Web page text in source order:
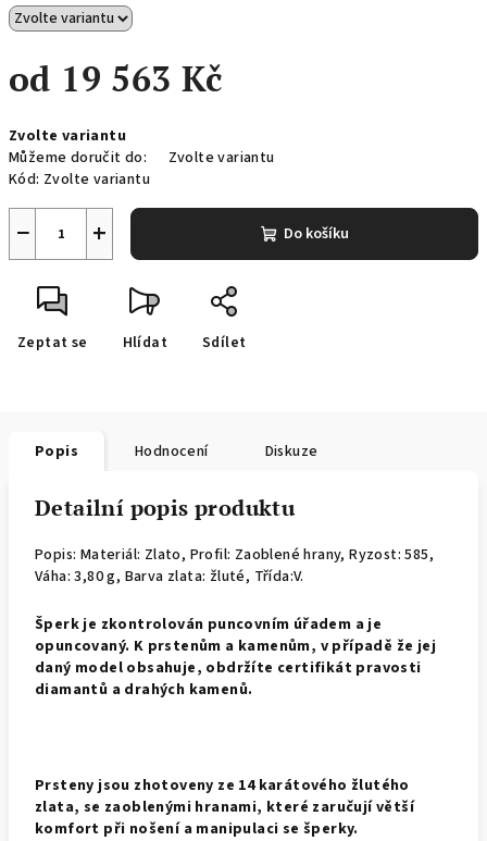
od 19 563 Kč
cena:
Zvolte variantu
Můžeme doručit do:
Zvolte variantu
Kód: Zvolte variantu
+
− Do košíku
Zeptat se Hlídat Sdílet
Popis Hodnocení Diskuze
Detailní popis produktu
Popis: Materiál: Zlato, Profil: Zaoblené hrany,Ryzost: 585,
Váha: 3,80 g, Barva zlata: žluté, Třída:V.
Šperk je zkontrolován puncovním úřadem a je
opuncovaný. K prstenům a kamenům, v případě že jej
daný model obsahuje, obdržíte certifikát pravosti
diamantů a drahých kamenů.
Prsteny jsou zhotoveny ze 14 karátového žlutého
zlata, se zaoblenými hranami, které zaručují větší
komfort při nošení a manipulaci se šperky.